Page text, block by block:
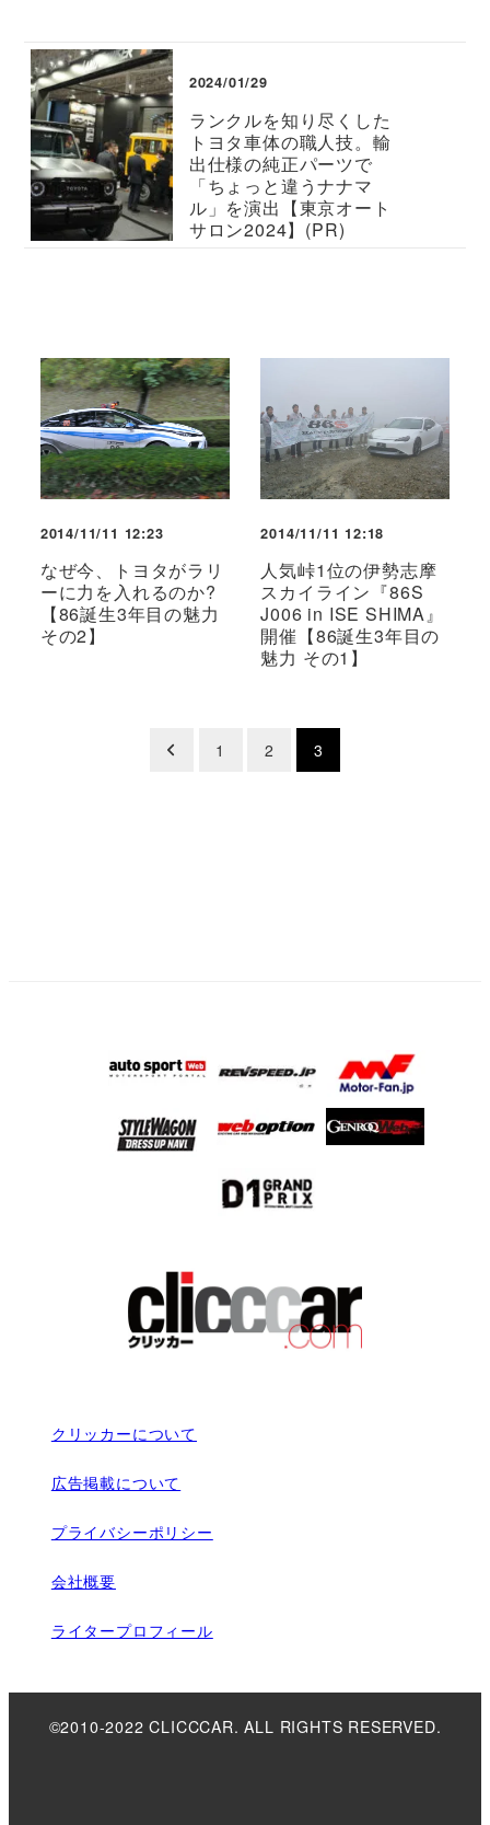
2024/01/29
ランクルを知り尽くした
トヨタ車体の職人技。輸
出仕様の純正パーツで
「ちょっと違うナナマ
ル」を演出【東京オート
サロン2024】(PR)
2014/11/11 12:23
なぜ今、トヨタがラリ
ーに力を入れるのか?
【86誕生3年目の魅力
その2】
2014/11/11 12:18
人気峠1位の伊勢志摩
スカイライン『86S
J006 in ISE SHIMA』
開催【86誕生3年目の
魅力 その1】
1 2 3
クリッカーについて
広告掲載について
プライバシーポリシー
会社概要
ライタープロフィール
©2010-2022 CLICCCAR. ALL RIGHTS RESERVED.